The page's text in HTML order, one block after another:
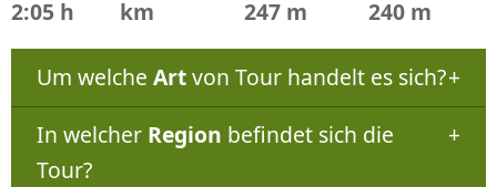
2:05 h
km
247 m
240 m
Um welche Artvon Tour handelt es sich?
In welcher Region befindet sich die
Tour?